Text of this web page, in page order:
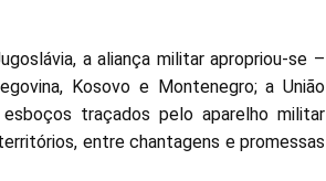
a aliança militar apropriou-se –
Kosovo e Montenegro; a União
traçados pelo aparelho militar
entre chantagens e promessas